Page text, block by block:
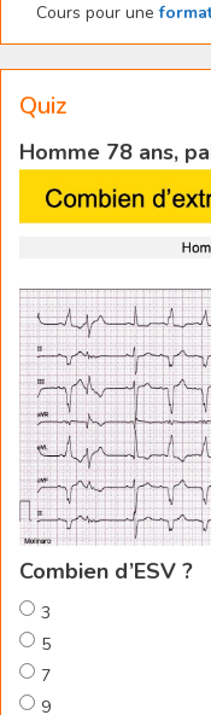
Cours pour une
Quiz
Homme 78 ans,
Combien d’ESV ?
3
5
7
9